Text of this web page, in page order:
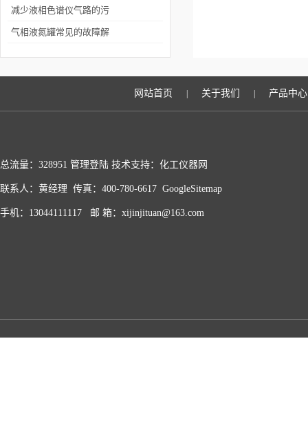
意事项有哪些
减少液相色谱仪气路的污
染有哪些措施
气相液氮罐常见的故障解
网站首页 关于我们 产品中心
总流量：328951 管理登陆 技术支持：化工仪器网
联系人：黄经理 传真：400-780-6617 GoogleSitemap
手机：13044111117 邮 箱：xijinjituan@163.com